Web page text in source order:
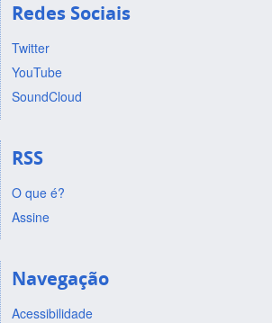
Redes Sociais
Twitter
YouTube
SoundCloud
RSS
O que é?
Assine
Navegação
Acessibilidade